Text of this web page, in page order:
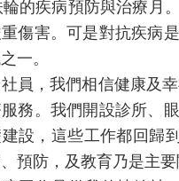
的疾病預防與治療月
傷害。可是對抗疾病
一。
員，我們相信健康及
務。我們開設診所、
設，這些工作都回歸
預防，及教育乃是主要